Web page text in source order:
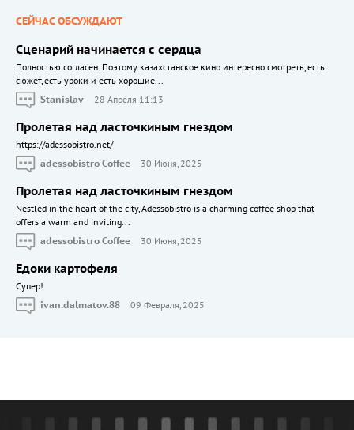
СЕЙЧАС ОБСУЖДАЮТ
Сценарий начинается с сердца
Полностью согласен. Поэтому казахстанское кино интересно смотреть, есть
сюжет, есть уроки и есть хорошие...
Stanislav
28 Апреля 11:13
Пролетая над ласточкиным гнездом
https://adessobistro.net/
adessobistro Coffee
30 Июня, 2025
Пролетая над ласточкиным гнездом
Nestled in the heart of the city, Adessobistro is a charming coffee shop that
offers a warm and inviting...
adessobistro Coffee
30 Июня, 2025
Едоки картофеля
Cупер!
ivan.dalmatov.88
09 Февраля, 2025